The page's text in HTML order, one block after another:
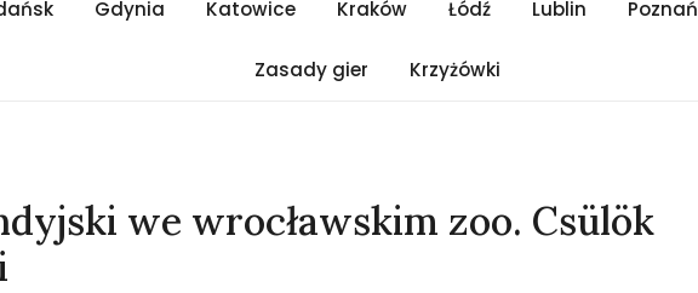
Gdynia Katowice Kraków Łódź Lublin Poznań
Zasady gier Krzyżówki
we wrocławskim zoo. Csülök